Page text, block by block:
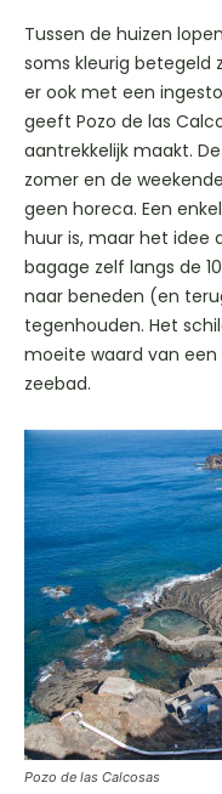
Tussen de huizen
soms kleurig betegeld
er ook met een
geeft Pozo de las
aantrekkelijk maakt.
zomer en de
geen horeca. Een
huur is, maar het idee
bagage zelf langs de
naar beneden (en
tegenhouden. Het
moeite waard van
zeebad.
Pozo de las Calcosas